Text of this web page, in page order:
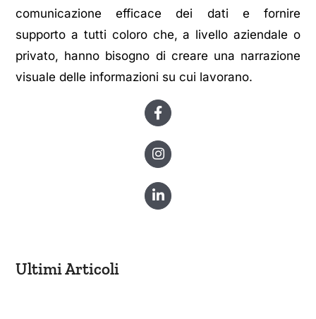
comunicazione efficace dei dati e fornire
supporto a tutti coloro che, a livello aziendale o
privato, hanno bisogno di creare una narrazione
visuale delle informazioni su cui lavorano.
Ultimi Articoli